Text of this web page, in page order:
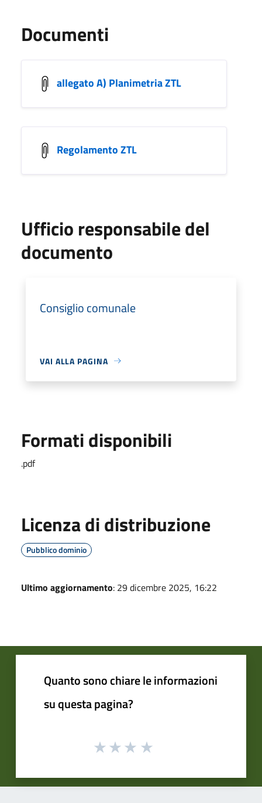
Documenti
allegato A) Planimetria ZTL
Regolamento ZTL
Ufficio responsabile del
documento
Consiglio comunale
VAI ALLA PAGINA
Formati disponibili
.pdf
Licenza di distribuzione
Pubblico dominio
Ultimo aggiornamento: 29 dicembre 2025, 16:22
Quanto sono chiare le informazioni
su questa pagina?